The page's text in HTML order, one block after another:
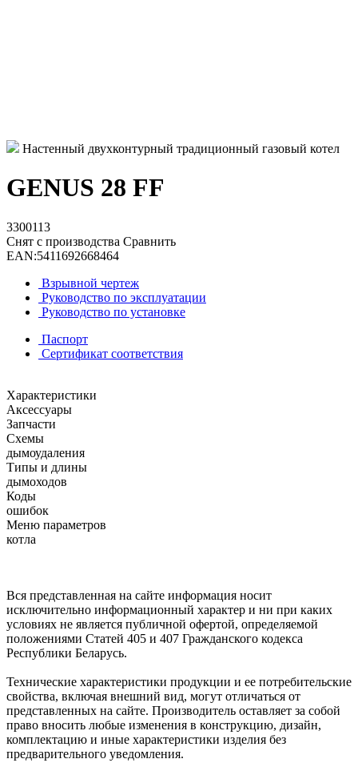
Настенный двухконтурный традиционный газовый котел
GENUS 28 FF
3300113
Снят с производства Сравнить
EAN:5411692668464
Взрывной чертеж
Руководство по эксплуатации
Руководство по установке
Паспорт
Сертификат соответствия
Характеристики
Аксессуары
Запчасти
Схемы
дымоудаления
Типы и длины
дымоходов
Коды
ошибок
Меню параметров
котла
Вся представленная на сайте информация носит
исключительно информационный характер и ни при каких
условиях не является публичной офертой, определяемой
положениями Статей 405 и 407 Гражданского кодекса
Республики Беларусь.
Технические характеристики продукции и ее потребительские
свойства, включая внешний вид, могут отличаться от
представленных на сайте. Производитель оставляет за собой
право вносить любые изменения в конструкцию, дизайн,
комплектацию и иные характеристики изделия без
предварительного уведомления.